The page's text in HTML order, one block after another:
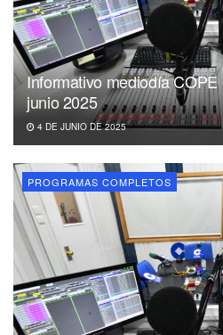
Informativo mediodía
junio 2025
4 DE JUNIO DE 2025
PROGRAMAS COMPLETOS